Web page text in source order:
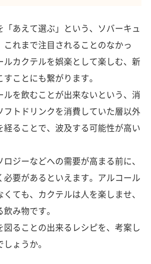
「あえて選ぶ」という、ソバーキュ
これまで注目されることのなかっ
ルカクテルを娯楽として楽しむ、新
ことにも繋がります。
ルを飲むことが出来ないという、消
フトドリンクを消費していた層以外
経ることで、波及する可能性が高い
ジーなどへの需要が高まる前に、
必要があるといえます。アルコール
ても、カクテルは人を楽しませ、
み物です。
図ることの出来るレシピを、考案し
ょうか。